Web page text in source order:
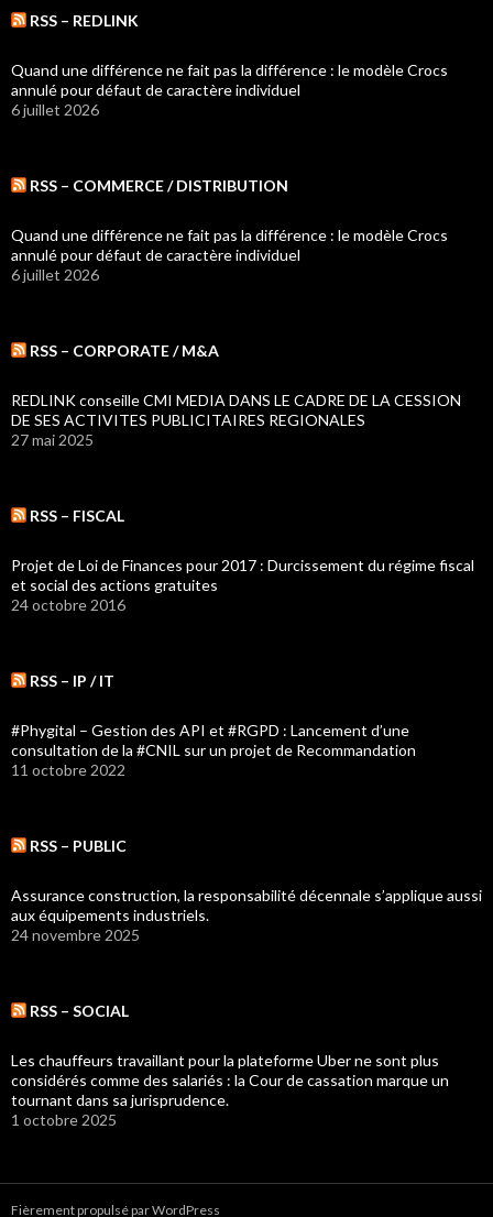
RSS – REDLINK
Quand une différence ne fait pas la différence : le modèle Crocs
annulé pour défaut de caractère individuel
6 juillet 2026
RSS – COMMERCE / DISTRIBUTION
Quand une différence ne fait pas la différence : le modèle Crocs
annulé pour défaut de caractère individuel
6 juillet 2026
RSS – CORPORATE / M&A
REDLINK conseille CMI MEDIA DANS LE CADRE DE LA CESSION
DE SES ACTIVITES PUBLICITAIRES REGIONALES
27 mai 2025
RSS – FISCAL
Projet de Loi de Finances pour 2017 : Durcissement du régime fiscal
et social des actions gratuites
24 octobre 2016
RSS – IP / IT
#Phygital – Gestion des API et #RGPD : Lancement d’une
consultation de la #CNIL sur un projet de Recommandation
11 octobre 2022
RSS – PUBLIC
Assurance construction, la responsabilité décennale s’applique aussi
aux équipements industriels.
24 novembre 2025
RSS – SOCIAL
Les chauffeurs travaillant pour la plateforme Uber ne sont plus
considérés comme des salariés : la Cour de cassation marque un
tournant dans sa jurisprudence.
1 octobre 2025
Fièrement propulsé par WordPress